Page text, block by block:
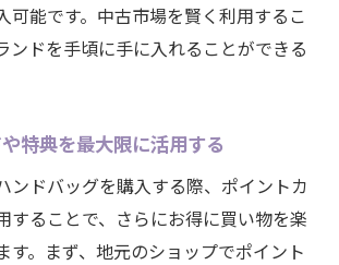
可能です。中古市場を賢く利用するこ
ンドを手頃に手に入れることができる
特典を最大限に活用する
ンドバッグを購入する際、ポイントカ
することで、さらにお得に買い物を楽
す。まず、地元のショップでポイント